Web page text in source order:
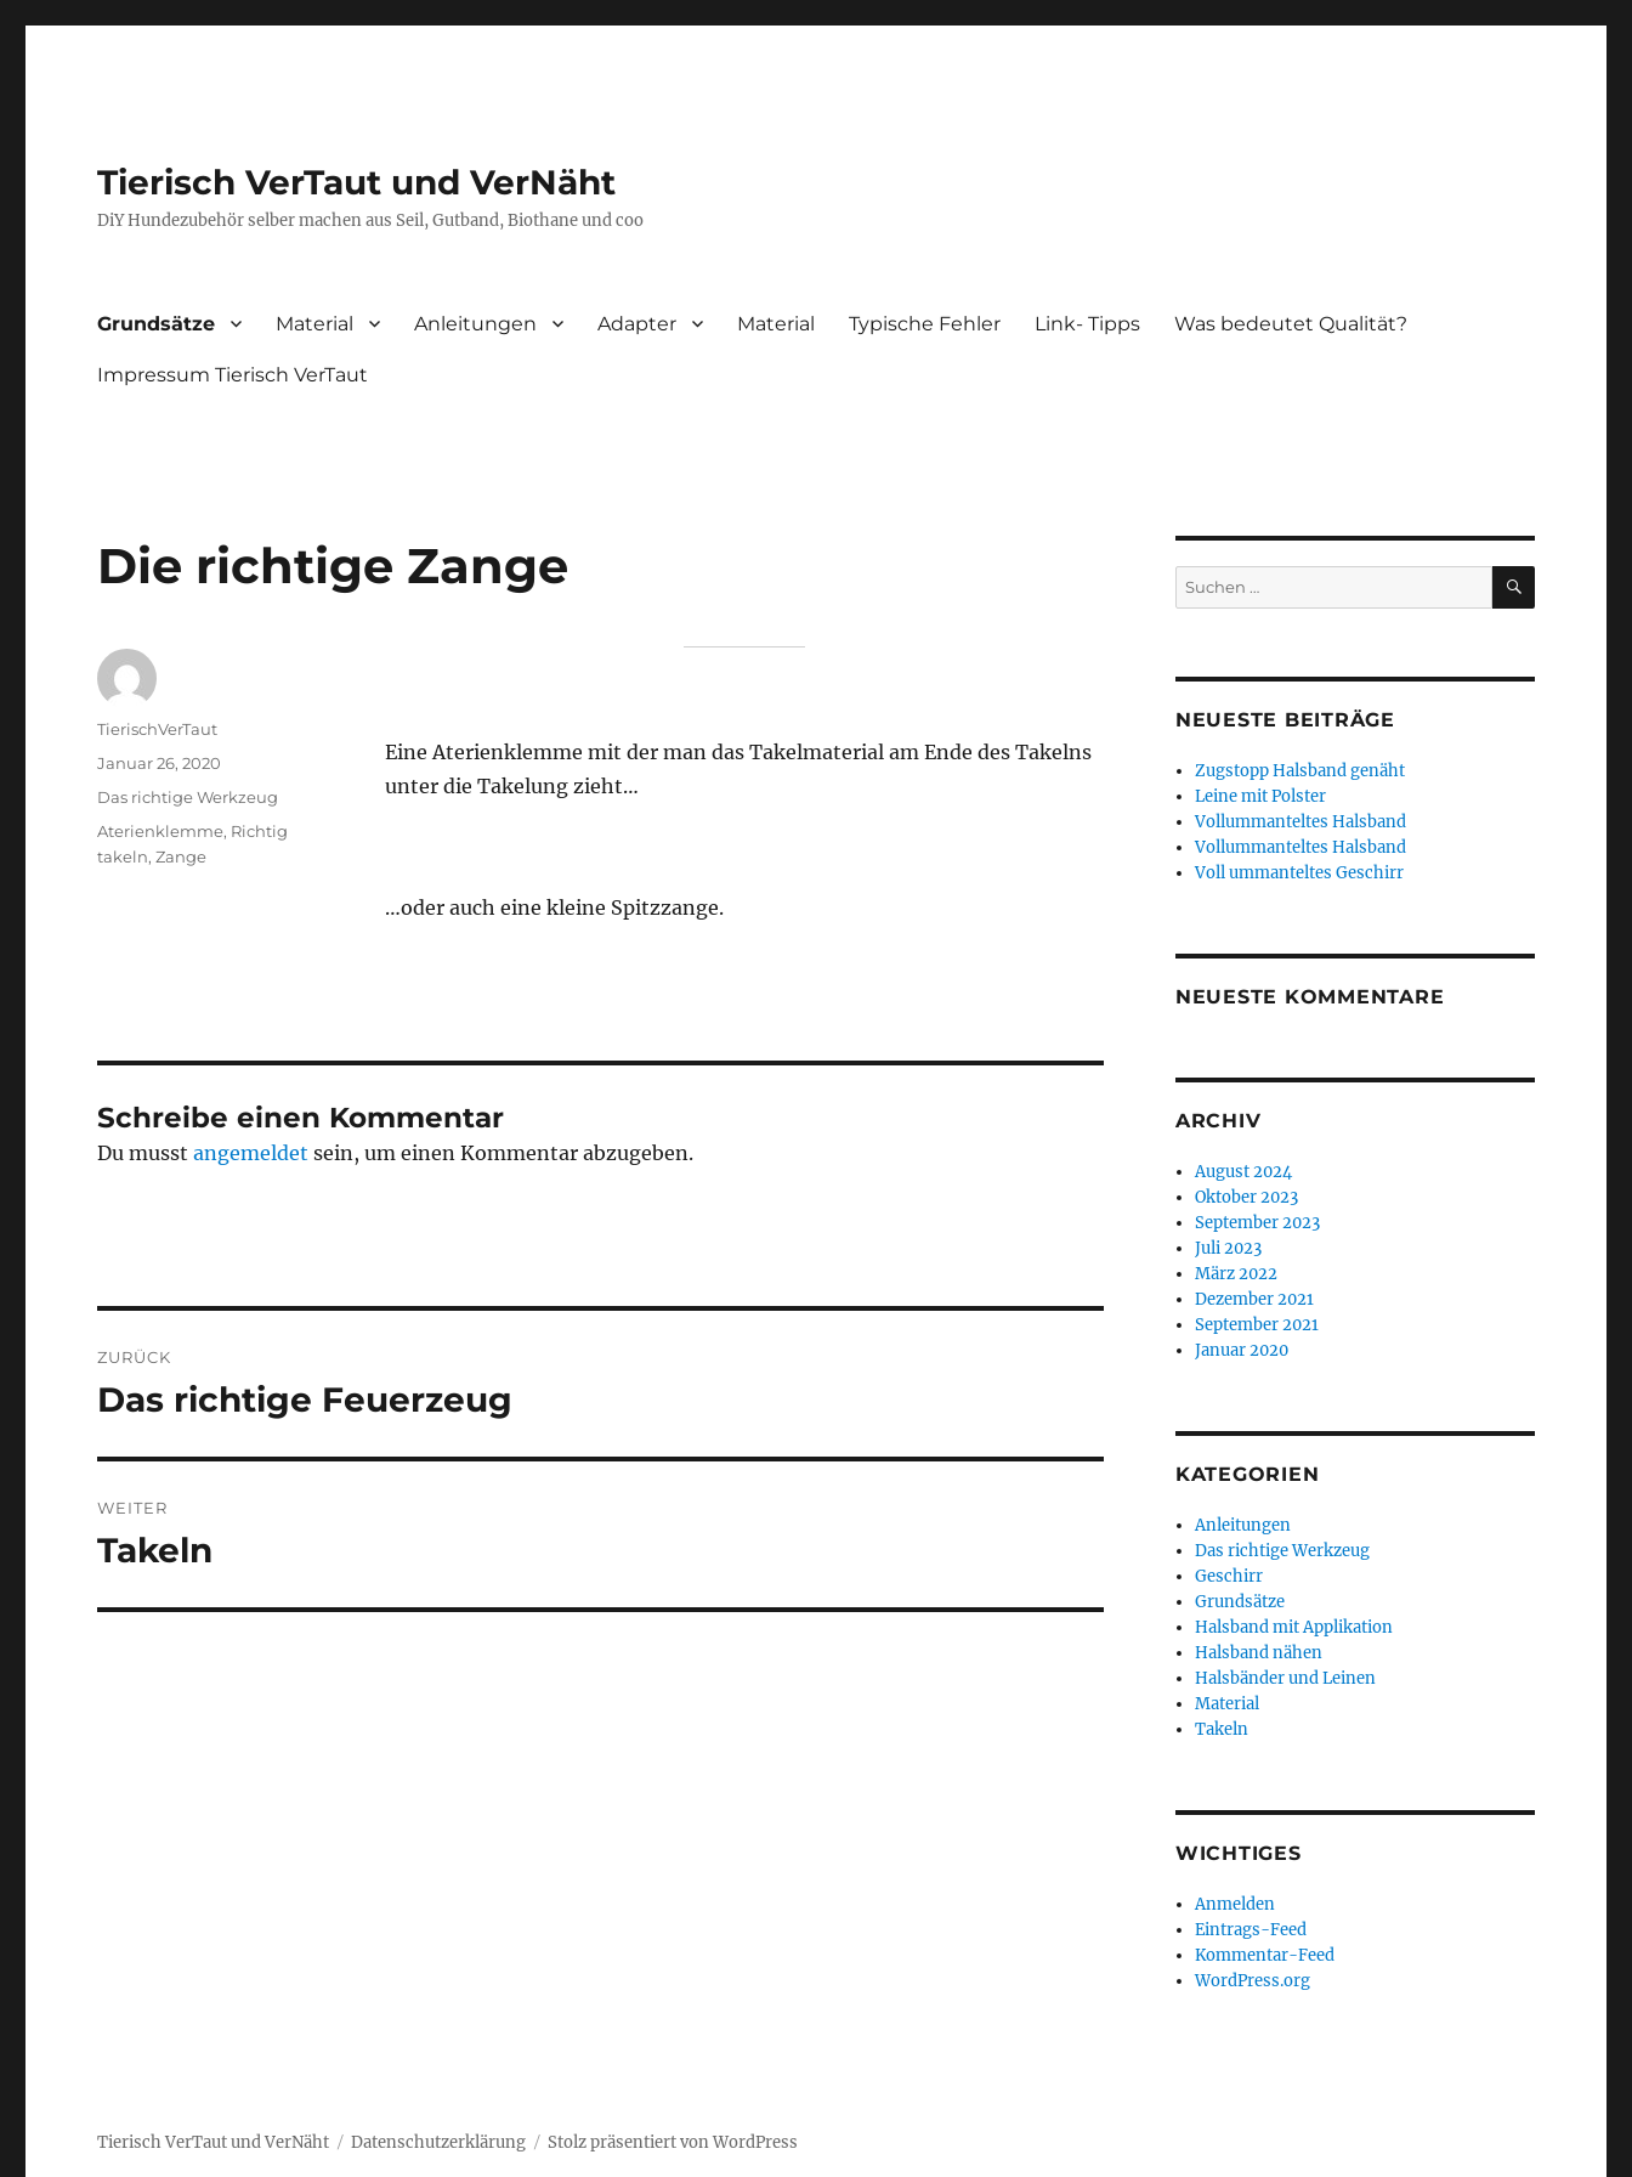
Tierisch VerTaut und VerNäht
DiY Hundezubehör selber machen aus Seil, Gutband, Biothane und coo
Grundsätze Material Anleitungen Adapter Material Typische Fehler Link- Tipps Was bedeutet Qualität?
Impressum Tierisch VerTaut
Die richtige Zange
Eine Aterienklemme mit der man das Takelmaterial am Ende des Takelns
unter die Takelung zieht…
…oder auch eine kleine Spitzzange.
Autor
TierischVerTaut
Veröffentlicht
Januar 26, 2020
Kategorien
Das richtige Werkzeug
Schlagwörter
Aterienklemme, Richtig
takeln,Zange
Schreibe einen Kommentar
Du musstangemeldet sein, um einen Kommentar abzugeben.
ZURÜCK
Vorheriger
Das richtige Feuerzeug
WEITER
Nächster
Takeln
Suchen
nach:
SUCHEN
NEUESTE BEITRÄGE
Zugstopp Halsband genäht
Leine mit Polster
Vollummanteltes Halsband
Vollummanteltes Halsband
Voll ummanteltes Geschirr
NEUESTE KOMMENTARE
ARCHIV
August 2024
Oktober 2023
September 2023
Juli 2023
März 2022
Dezember 2021
September 2021
Januar 2020
KATEGORIEN
Anleitungen
Das richtige Werkzeug
Geschirr
Grundsätze
Halsband mit Applikation
Halsband nähen
Halsbänder und Leinen
Material
Takeln
WICHTIGES
Anmelden
Eintrags-Feed
Kommentar-Feed
WordPress.org
Tierisch VerTaut und VerNäht Datenschutzerklärung Stolz präsentiert von WordPress